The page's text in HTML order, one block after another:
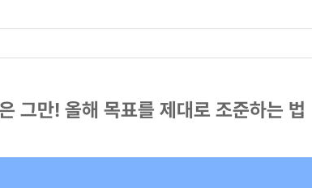
그만! 올해 목표를 제대로 조준하는 법